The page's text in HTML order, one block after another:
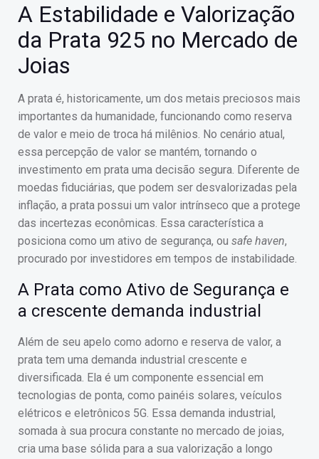
A Estabilidade e Valorização
da Prata 925 no Mercado de
Joias
A prata é, historicamente, um dos metais preciosos mais
importantes da humanidade, funcionando como reserva
de valor e meio de troca há milênios. No cenário atual,
essa percepção de valor se mantém, tornando o
investimento em prata uma decisão segura. Diferente de
moedas fiduciárias, que podem ser desvalorizadas pela
inflação, a prata possui um valor intrínseco que a protege
das incertezas econômicas. Essa característica a
posiciona como um ativo de segurança, ou safe haven,
procurado por investidores em tempos de instabilidade.
A Prata como Ativo de Segurança e
a crescente demanda industrial
Além de seu apelo como adorno e reserva de valor, a
prata tem uma demanda industrial crescente e
diversificada. Ela é um componente essencial em
tecnologias de ponta, como painéis solares, veículos
elétricos e eletrônicos 5G. Essa demanda industrial,
somada à sua procura constante no mercado de joias,
cria uma base sólida para a sua valorização a longo